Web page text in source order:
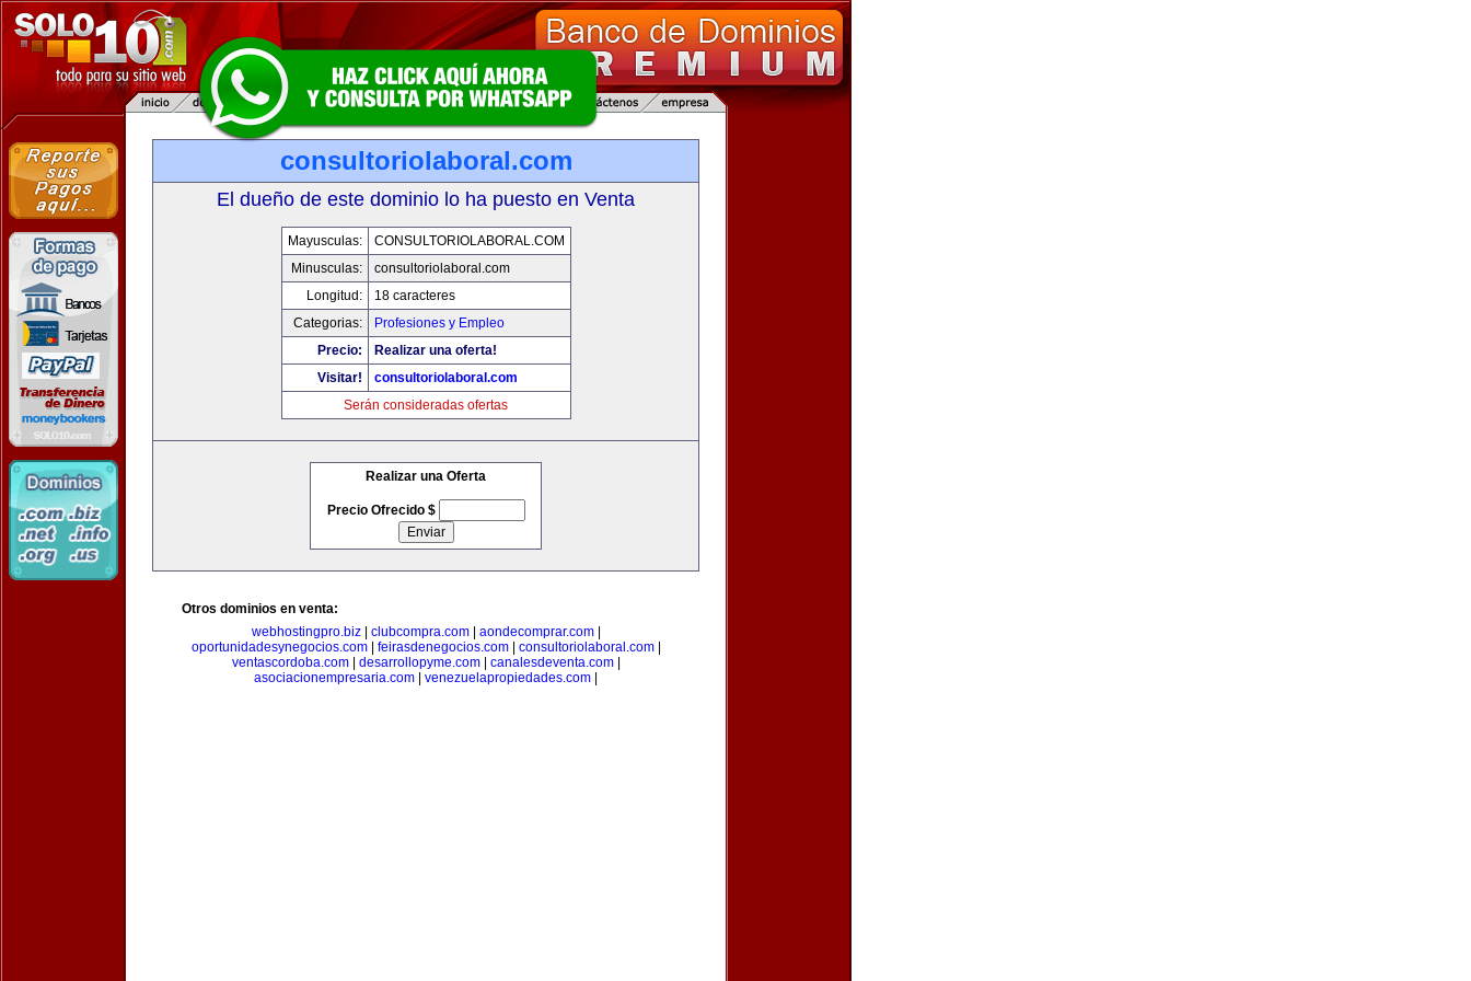
consultoriolaboral.com
El dueño de este dominio lo ha puesto en Venta
Mayusculas:
CONSULTORIOLABORAL.COM
Minusculas:
consultoriolaboral.com
Longitud:
18 caracteres
Categorias:
Profesiones y Empleo
Precio:
Realizar una oferta!
Visitar!
consultoriolaboral.com
Serán consideradas ofertas
Realizar una Oferta
Precio Ofrecido $
Otros dominios en venta:
webhostingpro.biz| clubcompra.com| aondecomprar.com|
oportunidadesynegocios.com| feirasdenegocios.com| consultoriolaboral.com|
ventascordoba.com| desarrollopyme.com| canalesdeventa.com|
asociacionempresaria.com
venezuelapropiedades.com